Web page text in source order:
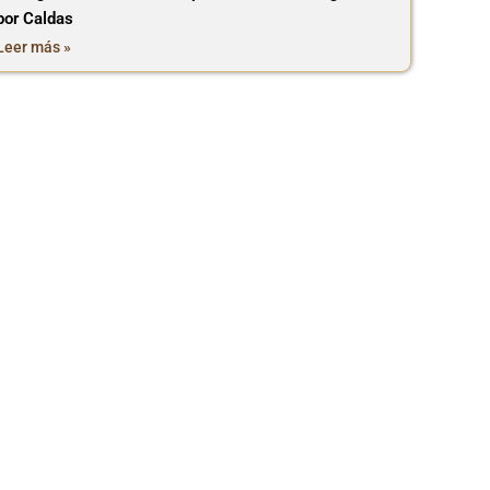
Caldas
más »